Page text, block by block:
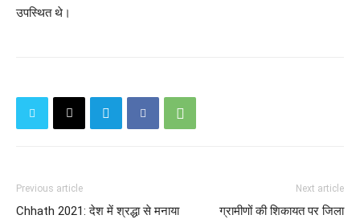
उपस्थित थे।
Previous article
Chhath 2021: देश में श्रद्धा से मनाया
Next article
ग्रामीणों की शिकायत पर जिला